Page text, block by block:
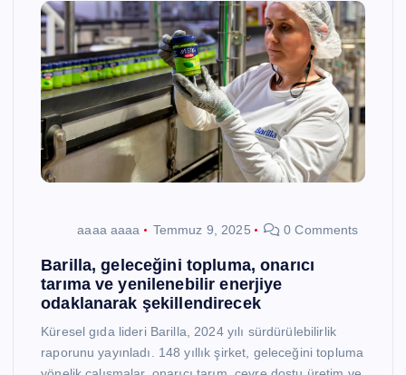
aaaa aaaa Temmuz 9, 2025 0 Comments
Barilla, geleceğini topluma, onarıcı
tarıma ve yenilenebilir enerjiye
odaklanarak şekillendirecek
Küresel gıda lideri Barilla, 2024 yılı sürdürülebilirlik
raporunu yayınladı. 148 yıllık şirket, geleceğini topluma